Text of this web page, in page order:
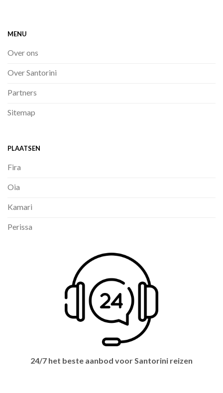
MENU
Over ons
Over Santorini
Partners
Sitemap
PLAATSEN
Fira
Oia
Kamari
Perissa
24/7 het beste aanbod voor Santorini reizen